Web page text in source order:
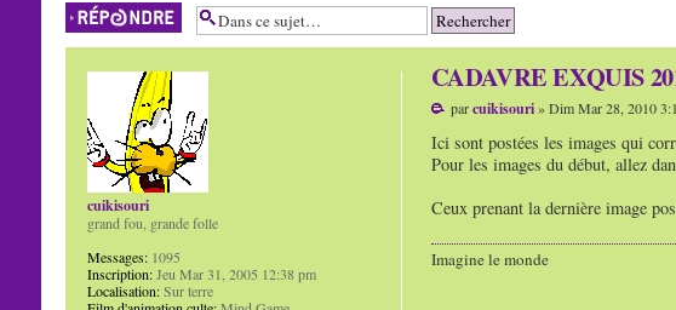
Répondre
CADAVRE EXQUIS
parcuikisouri» Dim Mar 28, 2010
Ici sont postées les images qui
Pour les images du début, allez
Ceux prenant la dernière image
Imagine le monde
cuikisouri
grand fou, grande folle
Messages:1095
Inscription:Jeu Mar 31, 2005 12:38 pm
Localisation:Sur terre